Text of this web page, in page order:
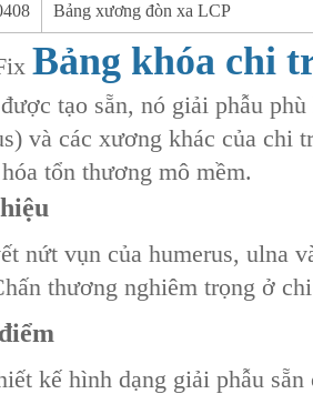
Bảng xương đòn xa LCP
Bảng khóa chi
tạo sẵn, nó giải phẫu
và các xương khác của chi
tổn thương mô mềm.
nứt vụn của humerus, ulna
thương nghiêm trọng ở
kế hình dạng giải phẫu